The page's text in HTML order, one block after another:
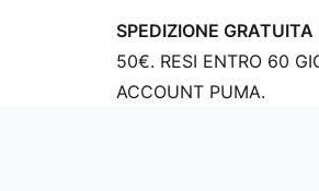
SPEDIZIONE GRATUITA
50€. RESI ENTRO 60
ACCOUNT PUMA.